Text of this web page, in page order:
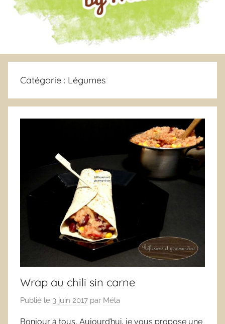
Catégorie : Légumes
Wrap au chili sin carne
Publié le 3 juin 2017 par Méla
Bonjour à tous, Aujourd’hui, je vous propose une